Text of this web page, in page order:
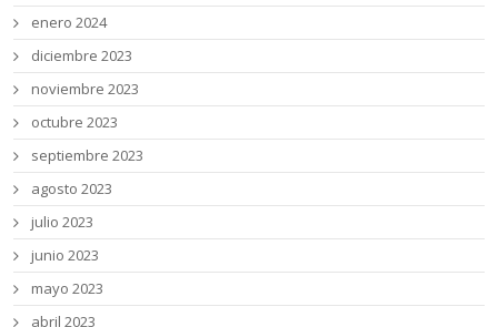
enero 2024
diciembre 2023
noviembre 2023
octubre 2023
septiembre 2023
agosto 2023
julio 2023
junio 2023
mayo 2023
abril 2023